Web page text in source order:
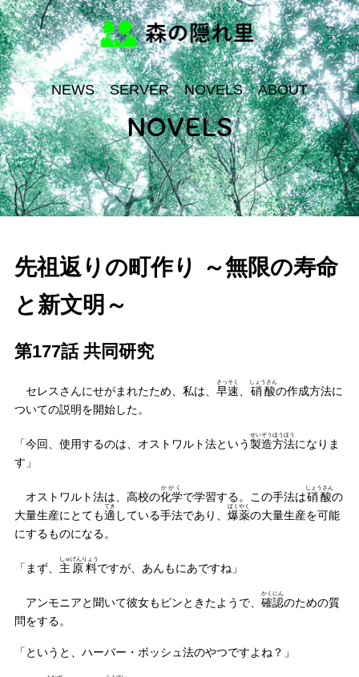
NEWS SERVER NOVELS ABOUT
NOVELS
先祖返りの町作り ～無限の寿命
と新文明～
第177話 共同研究
セレスさんにせがまれたため、私は、 早速
さっそく
硝酸
しょうさん
の作成方法に
ついての説明を開始した。
「今回、使用するのは、オストワルト法という製造
せいぞう
方法
ほうほう
になりま
す」
オストワルト法は、高校の化学
かがく
で学習する。この手法は硝酸
しょうさん
の
大量生産にとても適
てき
している手法であり、 爆薬
ばくやく
の大量生産を可能
にするものになる。
「まず、 主
しゅ
原料
げんりょう
ですが、あんもにあですね」
アンモニアと聞いて彼女もピンときたようで、 確認
かくにん
のための質
問をする。
「というと、ハーバー・ボッシュ法のやつですよね？」